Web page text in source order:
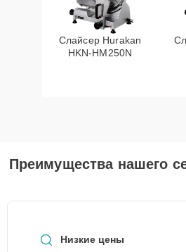
Слайсер Hurakan
HKN-HM250N
Преимущества нашего
Низкие цены